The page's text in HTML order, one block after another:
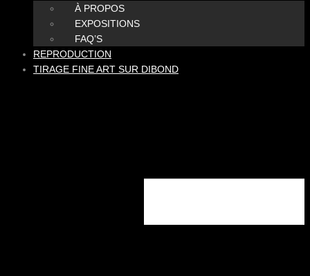
À PROPOS
EXPOSITIONS
FAQ’S
REPRODUCTION
TIRAGE FINE ART SUR DIBOND